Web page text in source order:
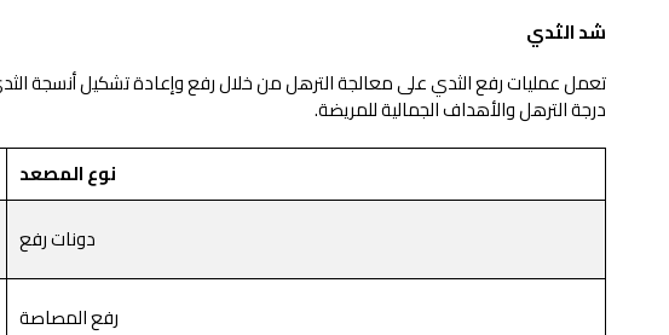
شد الثدي
تعمل عمليات رفع الثدي على معالجة الترهل من خلال رفع وإعادة تشكيل أنسجة الثدي.
درجة الترهل والأهداف الجمالية للمريضة.
نوع المصعد
دونات رفع
رفع المصاصة